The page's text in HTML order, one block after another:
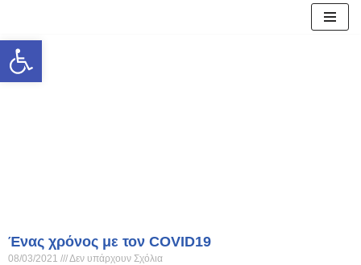
Ανοίξτε τη γραμμή εργαλείων
Μεταπηδήστε
στο
περιεχόμενο
Ένας χρόνος με τον COVID19
08/03/2021 Δεν υπάρχουν Σχόλια